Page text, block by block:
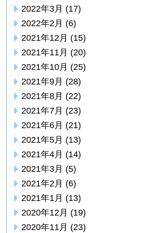
2022年3月 (17)
2022年2月 (6)
2021年12月 (15)
2021年11月 (20)
2021年10月 (25)
2021年9月 (28)
2021年8月 (22)
2021年7月 (23)
2021年6月 (21)
2021年5月 (13)
2021年4月 (14)
2021年3月 (5)
2021年2月 (6)
2021年1月 (13)
2020年12月 (19)
2020年11月 (23)